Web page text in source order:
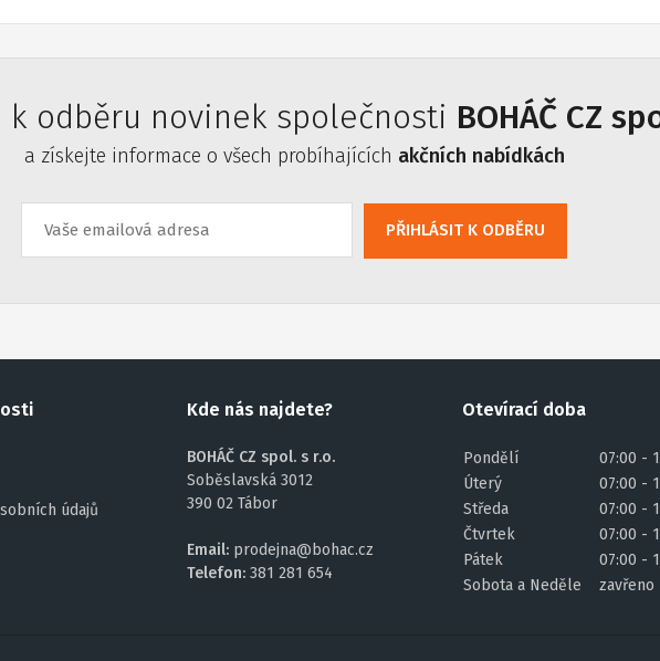
k odběru novinek společnosti BOHÁČ CZ
a získejte informace o všech probíhajících akčních nabídkách
PŘIHLÁSIT K ODBĚRU
údajů
Kde nás najdete?
BOHÁČ CZ spol. s r.o.
Soběslavská 3012
390 02 Tábor
Email: prodejna@bohac.cz
Telefon: 381 281 654
Otevírací doba
Pondělí
07:00 -
Úterý
07:00 -
Středa
07:00 -
Čtvrtek
07:00 -
Pátek
07:00 -
Sobota a Neděle
zavřeno